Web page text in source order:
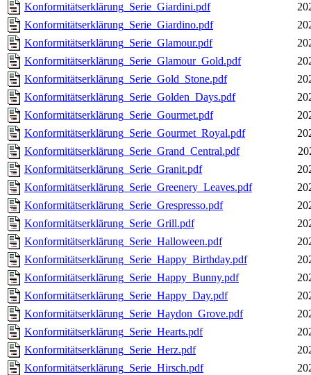
Konformitätserklärung_Serie_Giardini.pdf
Konformitätserklärung_Serie_Giardino.pdf
Konformitätserklärung_Serie_Glamour.pdf
Konformitätserklärung_Serie_Glamour_Gold.pdf
Konformitätserklärung_Serie_Gold_Stone.pdf
Konformitätserklärung_Serie_Golden_Days.pdf
Konformitätserklärung_Serie_Gourmet.pdf
Konformitätserklärung_Serie_Gourmet_Royal.pdf
Konformitätserklärung_Serie_Grand_Central.pdf
Konformitätserklärung_Serie_Granit.pdf
Konformitätserklärung_Serie_Greenery_Leaves.pdf
Konformitätserklärung_Serie_Grespresso.pdf
Konformitätserklärung_Serie_Grill.pdf
Konformitätserklärung_Serie_Halloween.pdf
Konformitätserklärung_Serie_Happy_Birthday.pdf
Konformitätserklärung_Serie_Happy_Bunny.pdf
Konformitätserklärung_Serie_Happy_Day.pdf
Konformitätserklärung_Serie_Haydon_Grove.pdf
Konformitätserklärung_Serie_Hearts.pdf
Konformitätserklärung_Serie_Herz.pdf
Konformitätserklärung_Serie_Hirsch.pdf